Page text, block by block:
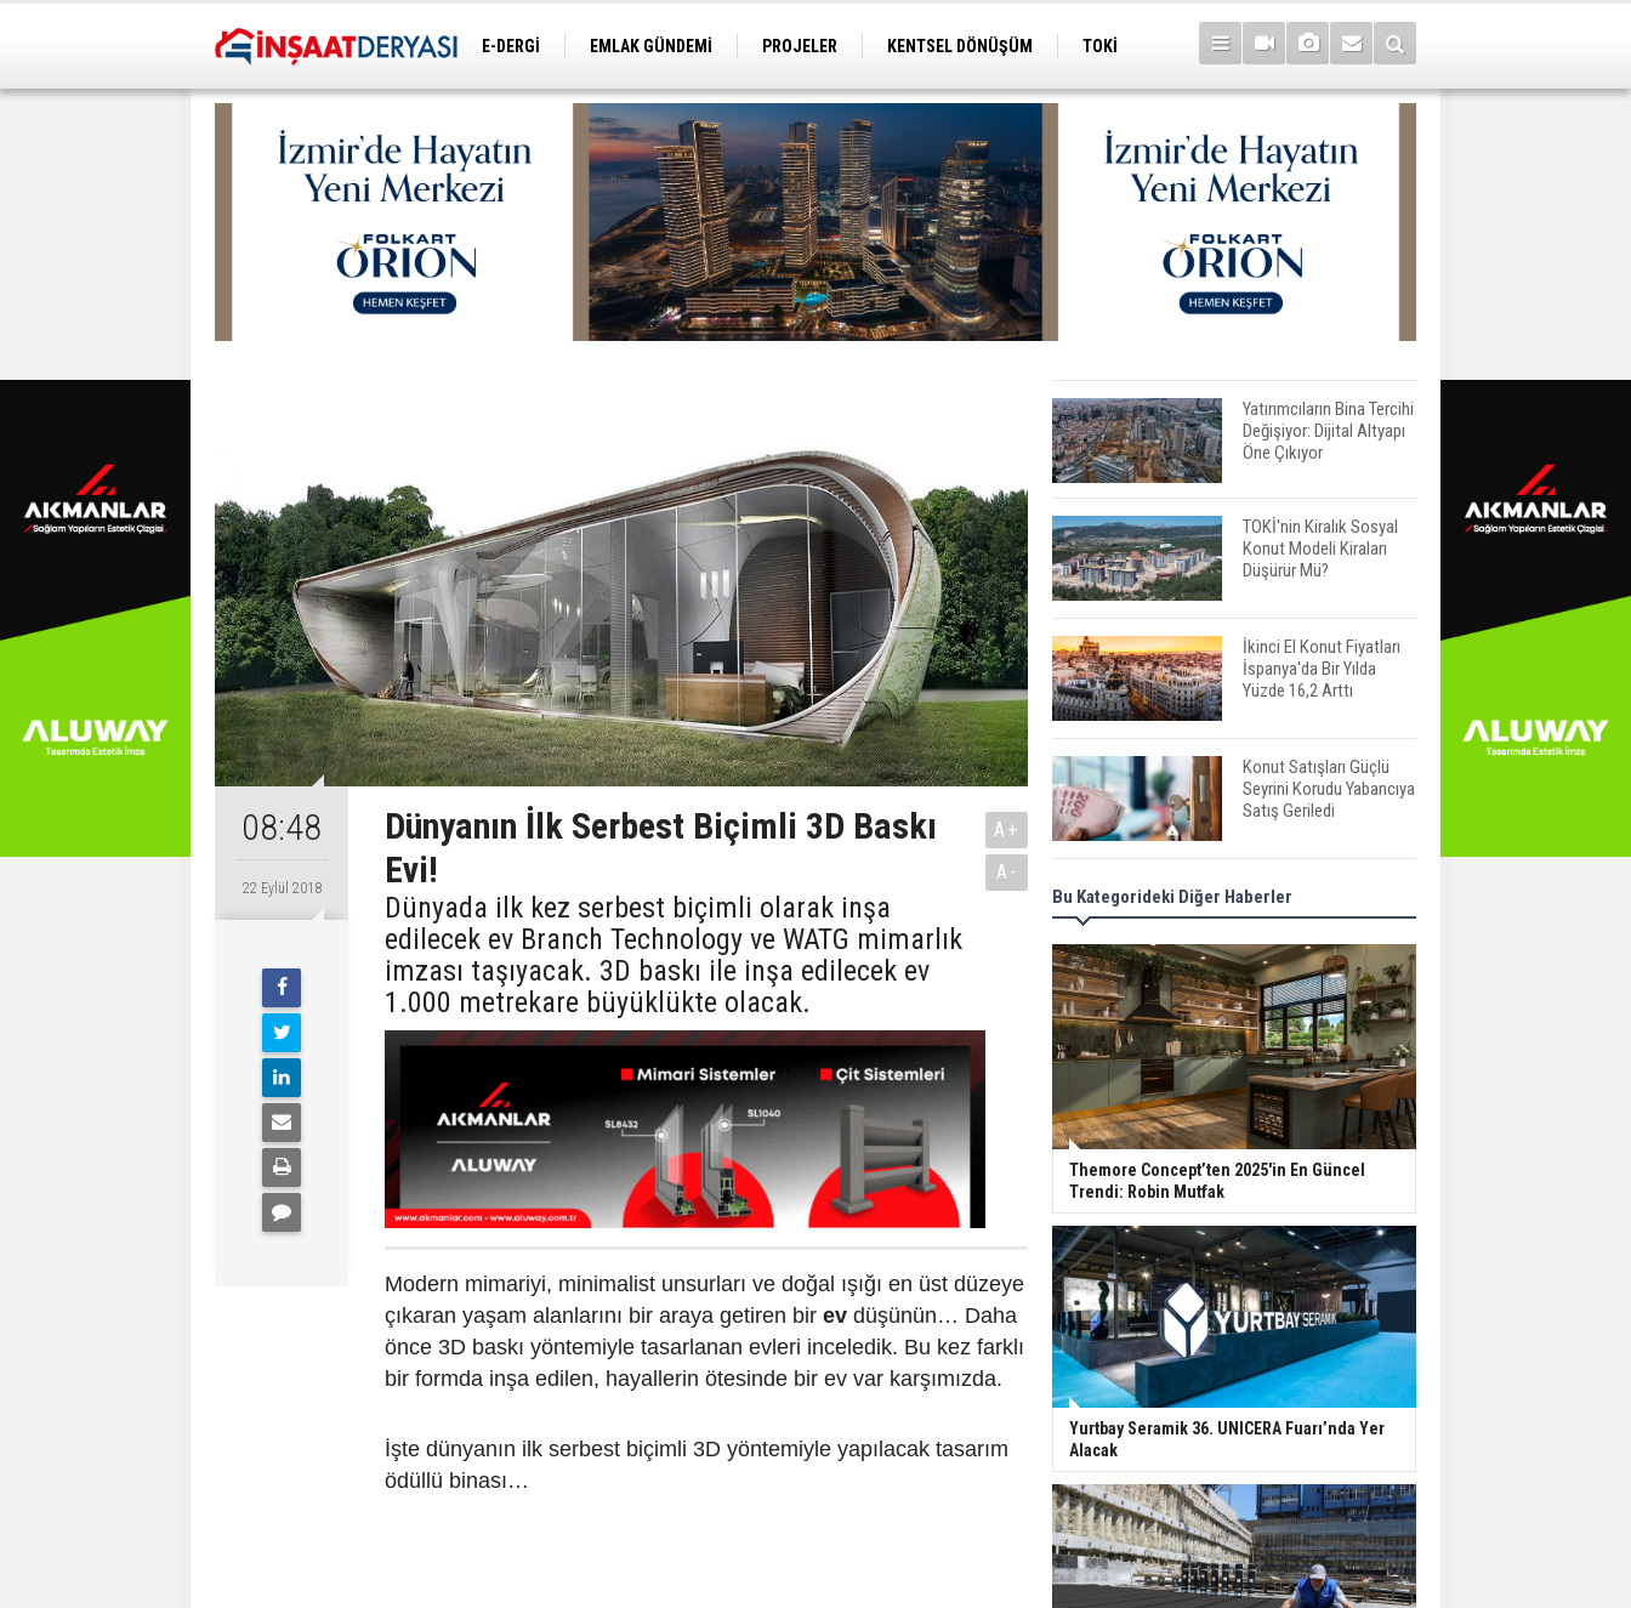
E-DERGİ EMLAK GÜNDEMİ PROJELER KENTSEL DÖNÜŞÜM
TOKİ
08:48
22 Eylül 2018
Dünyanın İlk Serbest Biçimli 3D Baskı
Evi!
Dünyada ilk kez serbest biçimli olarak inşa
edilecek ev Branch Technology ve WATG mimarlık
imzası taşıyacak. 3D baskı ile inşa edilecek ev
1.000 metrekare büyüklükte olacak.
A+
A-
Modern mimariyi, minimalist unsurları ve doğal ışığı en üst düzeye
çıkaran yaşam alanlarını bir araya getiren bir ev düşünün… Daha
önce 3D baskı yöntemiyle tasarlanan evleri inceledik. Bu kez farklı
bir formda inşa edilen, hayallerin ötesinde bir ev var karşımızda.
İşte dünyanın ilk serbest biçimli 3D yöntemiyle yapılacak tasarım
ödüllü binası…
Yatırımcıların Bina Tercihi
Değişiyor: Dijital Altyapı
Öne Çıkıyor
TOKİ'nin Kiralık Sosyal
Konut Modeli Kiraları
Düşürür Mü?
İkinci El Konut Fiyatları
İspanya'da Bir Yılda
Yüzde 16,2 Arttı
Konut Satışları Güçlü
Seyrini Korudu Yabancıya
Satış Geriledi
ABD'de İnşaat
Harcamaları Geriledi
Tercih Döneminde
Barınma Telaşı Başladı
Aileden Miras Kalan Ev
Nasıl Satılır?
İstanbul'da 15 Bin Kiralık
Sosyal Konut Eylülde
Kiraya Verilecek
Miras Kalan Ev ve Tarım
Arazilerinde Yeni Dönem
Başlıyor
Avrupa'da Konut
Yatırımında Yeni Cazip
Ülke: Fransa
Bu Kategorideki Diğer Haberler
Themore Concept’ten 2025'in En Güncel
Trendi: Robin Mutfak
Yurtbay Seramik 36. UNICERA Fuarı’nda Yer
Alacak